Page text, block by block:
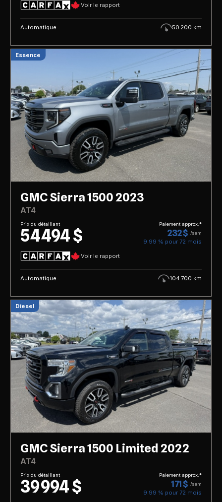
Voir le rapport
Automatique 50 200 km
Essence
GMC Sierra 1500 2023
AT4
Prix du détaillant
54 494 $
Paiement approx.*
232 $ /sem
9.99 % pour 72 mois
Voir le rapport
Automatique 104 700 km
Diesel
GMC Sierra 1500 Limited 2022
AT4
Prix du détaillant
39 994 $
Paiement approx.*
171 $ /sem
9.99 % pour 72 mois